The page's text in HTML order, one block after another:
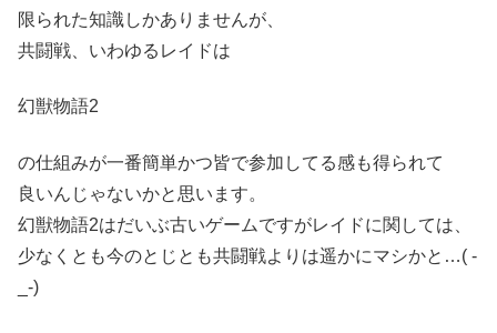
限られた知識しかありませんが、
共闘戦、いわゆるレイドは
幻獣物語2
の仕組みが一番簡単かつ皆で参加してる感も得られて
良いんじゃないかと思います。
幻獣物語2はだいぶ古いゲームですがレイドに関しては、
少なくとも今のとじとも共闘戦よりは遥かにマシかと…( -
_-)